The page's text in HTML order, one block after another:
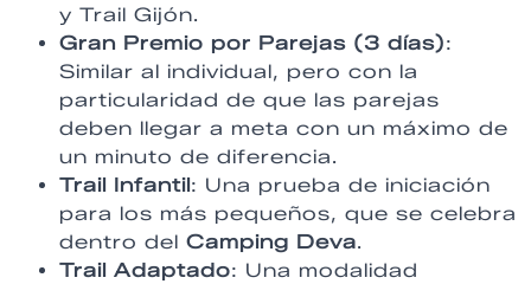
y Trail Gijón.
Gran Premio por Parejas (3 días):
Similar al individual, pero con la
particularidad de que las parejas
deben llegar a meta con un máximo de
un minuto de diferencia.
Trail Infantil : Una prueba de iniciación
para los más pequeños, que se celebra
dentro del Camping Deva.
Trail Adaptado: Una modalidad